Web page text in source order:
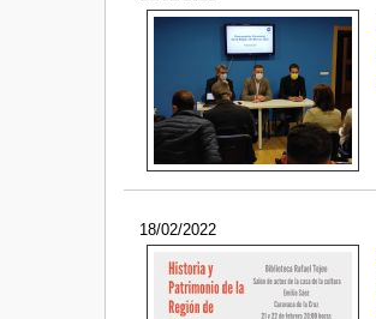
18/02/2022